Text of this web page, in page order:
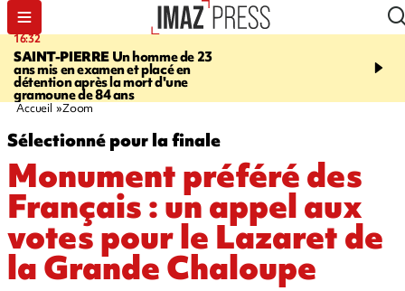
16:32
SAINT-PIERREUn homme de 23
ans mis en examen et placé en
détention après la mort d'une
gramoune de 84 ans
21:08
et Turquie scellent un
Accueil Zoom
Sélectionné pour la finale
Monument préféré des
Français : un appel aux
votes pour le Lazaret de
la Grande Chaloupe